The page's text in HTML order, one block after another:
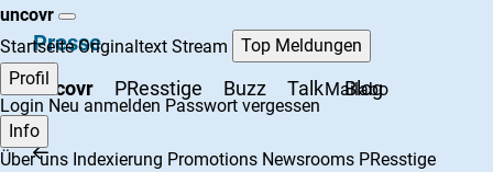
uncovr
Startseite Originaltext Stream
Top Meldungen
Profil
Login Neu anmelden Passwort vergessen
Mailabo
Info
Über uns Indexierung Promotions Newsrooms PResstige
Presse
uncovr PResstige Buzz Talk Blog